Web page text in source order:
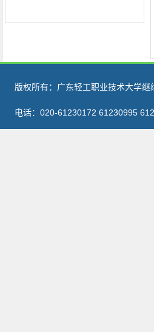
版权所有：广东轻工职业技术大学
电话：020-61230172 61230995